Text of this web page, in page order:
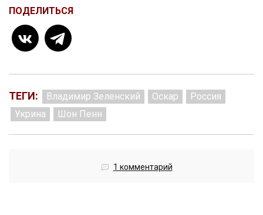
ПОДЕЛИТЬСЯ
ТЕГИ: Владимир Зеленский Оскар
Россия
Укрина
Шон Пенн
1 комментарий